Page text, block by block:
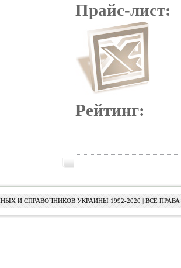
Прайс-лист:
Рейтинг:
И СПРАВОЧНИКОВ УКРАИНЫ 1992-2020 | ВСЕ